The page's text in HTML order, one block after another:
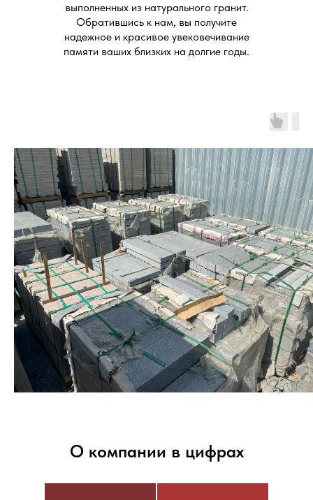
выполненных из натурального гранит.
Обратившись к нам, вы получите
надежное и красивое увековечивание
памяти ваших близких на долгие годы.
О компании в цифрах